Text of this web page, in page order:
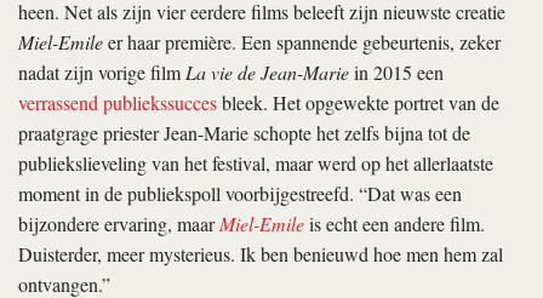
heen. Net als zijn vier eerdere films beleeft zijn nieuwste creatie
Miel-Emileer haar première. Een spannende gebeurtenis, zeker
nadat zijn vorige film La vie de Jean-Mariein 2015 een
verrassend publiekssuccesbleek. Het opgewekte portret van de
praatgrage priester Jean-Marie schopte het zelfs bijna tot de
publiekslieveling van het festival, maar werd op het allerlaatste
moment in de publiekspoll voorbijgestreefd. “Dat was een
bijzondere ervaring, maarMiel-Emileis echt een andere film.
Duisterder, meer mysterieus. Ik ben benieuwd hoe men hem zal
ontvangen.”